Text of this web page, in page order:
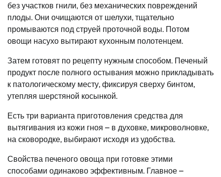
без участков гнили, без механических повреждений
плоды. Они очищаются от шелухи, тщательно
промываются под струей проточной воды. Потом
овощи насухо вытирают кухонным полотенцем.
Затем готовят по рецепту нужным способом. Печеный
продукт после полного остывания можно прикладывать
к патологическому месту, фиксируя сверху бинтом,
утепляя шерстяной косынкой.
Есть три варианта приготовления средства для
вытягивания из кожи гноя – в духовке, микроволновке,
на сковородке, выбирают исходя из удобства.
Свойства печеного овоща при готовке этими
способами одинаково эффективным. Главное –